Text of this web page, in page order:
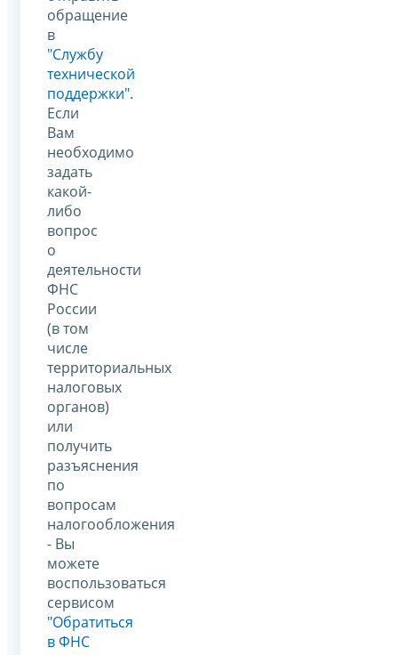
обращение
в
"Службу
технической
поддержки".
Если
Вам
необходимо
задать
какой-
либо
вопрос
о
деятельности
ФНС
России
(в том
числе
территориальных
налоговых
органов)
или
получить
разъяснения
по
вопросам
налогообложения
- Вы
можете
воспользоваться
сервисом
"Обратиться
в ФНС